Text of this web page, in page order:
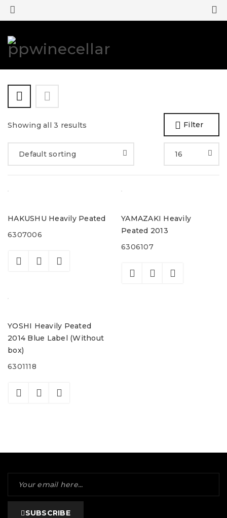
Showing all 3 results Filter
Default sorting 16
HAKUSHU Heavily Peated
6307006
YAMAZAKI Heavily
Peated 2013
6306107
YOSHI Heavily Peated
2014 Blue Label (Without
box)
6301118
SUBSCRIBE